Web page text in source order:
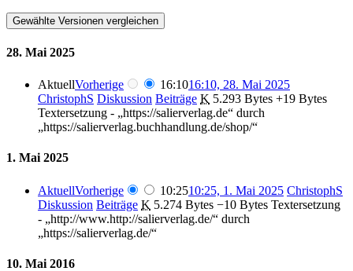
28. Mai 2025
AktuellVorherige 16:1016:10, 28. Mai 2025
ChristophS Diskussion Beiträge K 5.293 Bytes +19 Bytes
Textersetzung - „https://salierverlag.de“ durch
„https://salierverlag.buchhandlung.de/shop/“
1. Mai 2025
AktuellVorherige 10:2510:25, 1. Mai 2025 ChristophS
Diskussion Beiträge K 5.274 Bytes −10 Bytes Textersetzung
- „http://www.http://salierverlag.de/“ durch
„https://salierverlag.de/“
10. Mai 2016